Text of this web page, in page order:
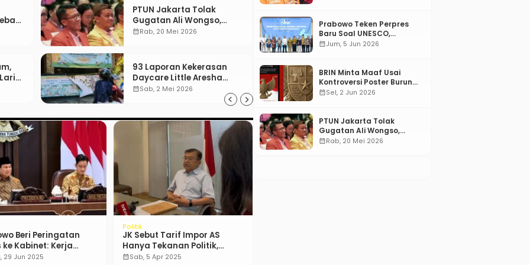
PTUN Jakarta Tolak
Gugatan Ali Wongso,
Misbakhun: Ini hadiah
calendar_monthRab, 20 Mei 2026
93 Laporan Kekerasan
Daycare Little Aresha
Yogya, 17 Pengasuh
calendar_monthSab, 2 Mei 2026
di Surabaya
Rp 80, Berlaku hingga
14 Agu 2025
Nasional
BMKG Peringatkan Cuaca
Ekstrem di Sejumlah
Wilayah
calendar_monthRab, 3 Des 2025
Prabowo Teken Perpres
Baru Soal UNESCO,
Tentang Apa?
calendar_monthJum, 5 Jun 2026
BRIN Minta Maaf Usai
Kontroversi Poster Burung
Garuda
calendar_monthSel, 2 Jun 2026
PTUN Jakarta Tolak
Gugatan Ali Wongso,
Misbakhun: Ini hadiah
calendar_monthRab, 20 Mei 2026